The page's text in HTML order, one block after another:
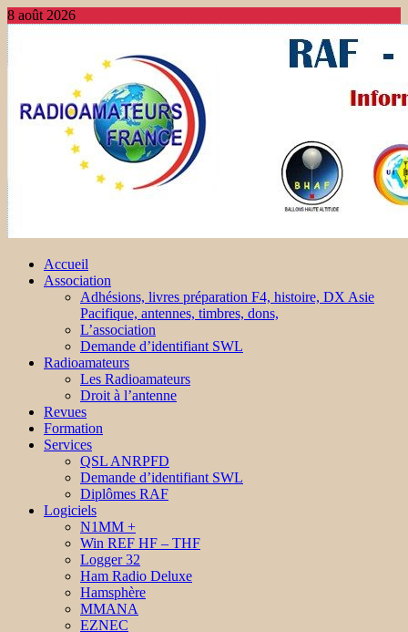
8 août 2026
Accueil
Association
Adhésions, livres préparation F4, histoire, DX Asie
Pacifique, antennes, timbres, dons,
L’association
Demande d’identifiant SWL
Radioamateurs
Les Radioamateurs
Droit à l’antenne
Revues
Formation
Services
QSL ANRPFD
Demande d’identifiant SWL
Diplômes RAF
Logiciels
N1MM +
Win REF HF – THF
Logger 32
Ham Radio Deluxe
Hamsphère
MMANA
EZNEC